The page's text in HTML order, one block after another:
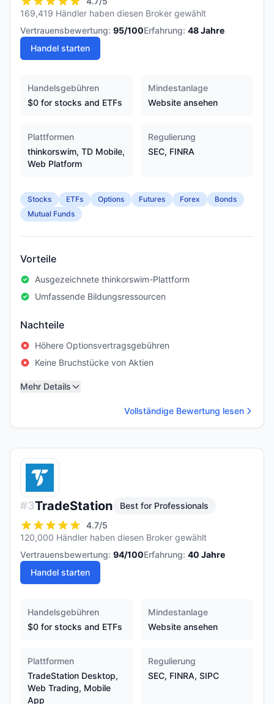
169,419 Händler haben diesen Broker gewählt
Vertrauensbewertung: 95/100Erfahrung: 48Jahre
Handel starten
Handelsgebühren
$0 for stocks and ETFs
Mindestanlage
Website ansehen
Plattformen
thinkorswim, TD Mobile,
Web Platform
Regulierung
SEC, FINRA
Stocks ETFs Options Futures Forex
Bonds
Mutual Funds
Vorteile
Ausgezeichnete thinkorswim-Plattform
Umfassende Bildungsressourcen
Nachteile
Höhere Optionsvertragsgebühren
Keine Bruchstücke von Aktien
Mehr Details
Vollständige Bewertung lesen
#3TradeStation
Best for Professionals
4.7/5
120,000 Händler haben diesen Broker gewählt
Vertrauensbewertung: 94/100Erfahrung: 40 Jahre
Handel starten
Handelsgebühren
$0 for stocks and ETFs
Mindestanlage
Website ansehen
Plattformen
TradeStation Desktop,
Web Trading, Mobile
App
Regulierung
SEC, FINRA, SIPC